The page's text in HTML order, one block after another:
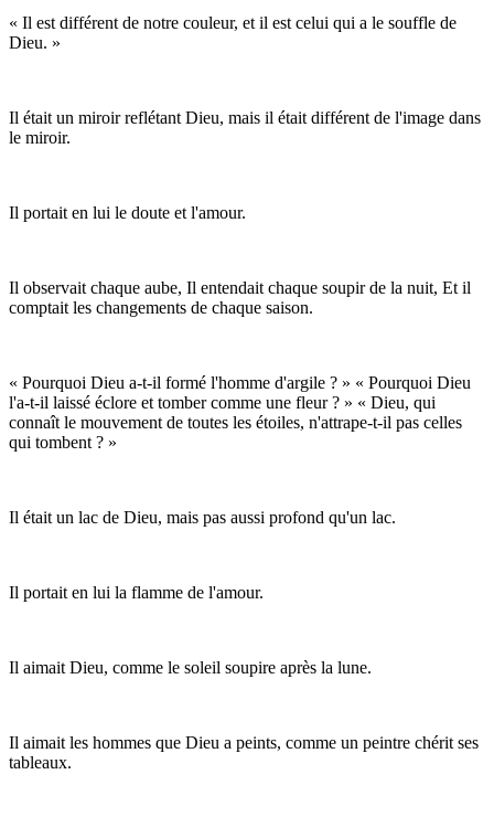
« Il est différent de notre couleur, et il est celui qui a le souffle de
Dieu. »
Il était un miroir reflétant Dieu, mais il était différent de l'image dans
le miroir.
Il portait en lui le doute et l'amour.
Il observait chaque aube, Il entendait chaque soupir de la nuit, Et il
comptait les changements de chaque saison.
« Pourquoi Dieu a-t-il formé l'homme d'argile ? » « Pourquoi Dieu
l'a-t-il laissé éclore et tomber comme une fleur ? » « Dieu, qui
connaît le mouvement de toutes les étoiles, n'attrape-t-il pas celles
qui tombent ? »
Il était un lac de Dieu, mais pas aussi profond qu'un lac.
Il portait en lui la flamme de l'amour.
Il aimait Dieu, comme le soleil soupire après la lune.
Il aimait les hommes que Dieu a peints, comme un peintre chérit ses
tableaux.